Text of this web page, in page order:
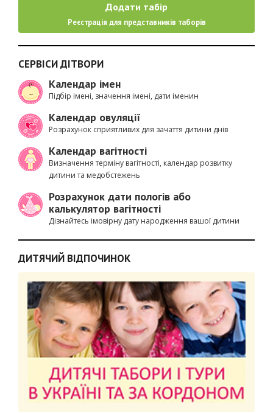
Додати табір
Реєстрація для представників таборів
СЕРВІСИ ДІТВОРИ
Календар імен
Підбір імені, значення імені, дати іменин
Календар овуляції
Розрахунок сприятливих для зачаття дитини днів
Календар вагітності
Визначення терміну вагітності, календар розвитку
дитини та медобстежень
Розрахунок дати пологів або
калькулятор вагітності
Дізнайтесь імовірну дату народження вашої дитини
ДИТЯЧИЙ ВІДПОЧИНОК